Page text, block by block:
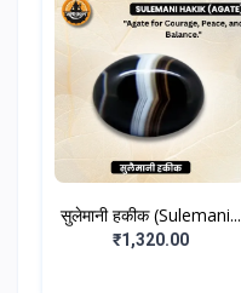
सुलेमानी हकीक (Sulemani...
₹1,320.00